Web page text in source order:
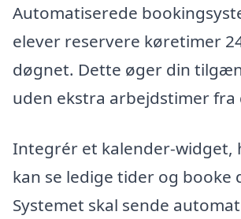
Automatiserede
elever reservere køretimer
døgnet. Dette øger din
uden ekstra arbejdstimer fra
Integrér et kalender-widget,
kan se ledige tider og booke
Systemet skal sende